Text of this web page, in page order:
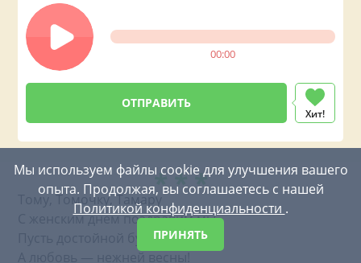
00:00
Хит!
* * *
Тому, Томочку, Тамару
С женским днем поздравим мы.
Пусть достойной будет пара,
Мы используем файлы cookie для улучшения вашего
опыта. Продолжая, вы соглашаетесь с нашей
Политикой конфиденциальности .
ПРИНЯТЬ